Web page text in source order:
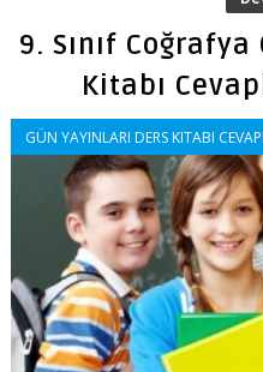
9. Sınıf Coğrafya
Kitabı
GÜN YAYINLARI DERS KITABI